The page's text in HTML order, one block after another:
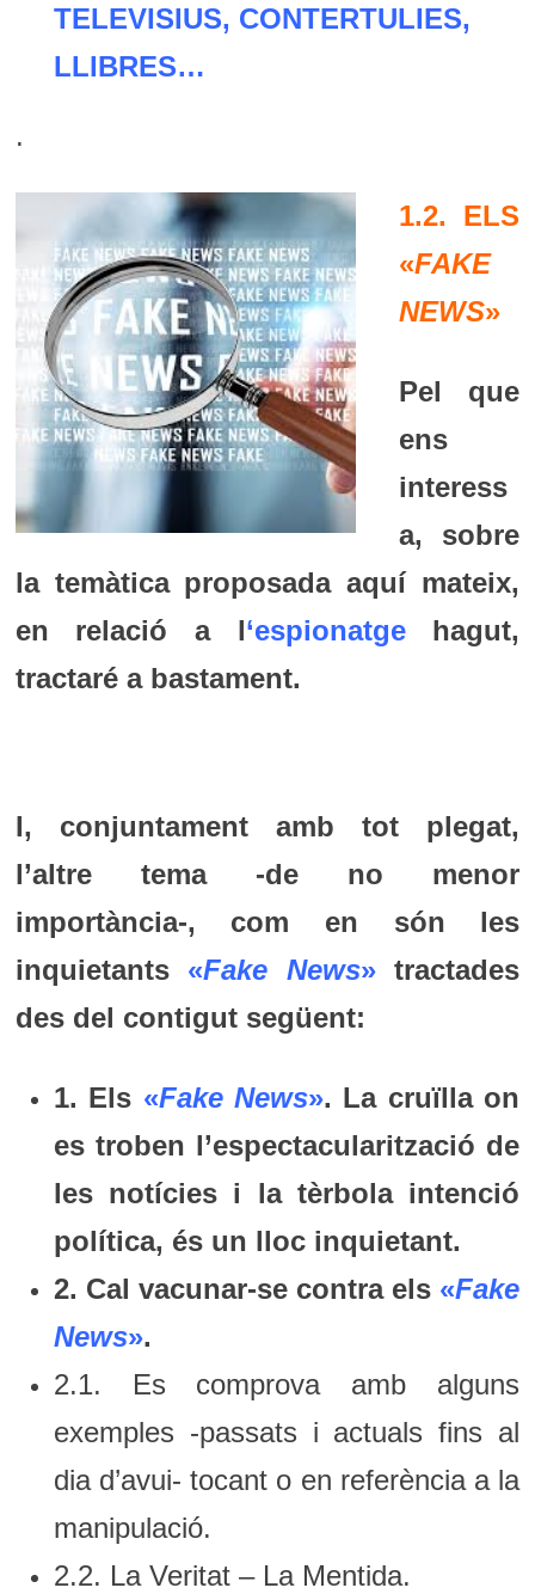
TELEVISIUS, CONTERTULIES,
LLIBRES…
.
1.2. ELS
«FAKE
NEWS»
Pel que
ens
interess
a, sobre
la temàtica proposada aquí mateix,
en relació a l‘espionatgehagut,
tractaré a bastament.
I, conjuntament amb tot plegat,
l’altre tema -de no menor
importància-, com en són les
inquietants «Fake News»tractades
des del contigut següent:
1. Els «Fake News». La cruïlla on
es troben l’espectacularització de
les notícies i la tèrbola intenció
política, és un lloc inquietant.
2. Cal vacunar-se contra els «Fake
News».
2.1. Es comprova amb alguns
exemples -passats i actuals fins al
dia d’avui- tocant o en referència a la
manipulació.
2.2. La Veritat – La Mentida.